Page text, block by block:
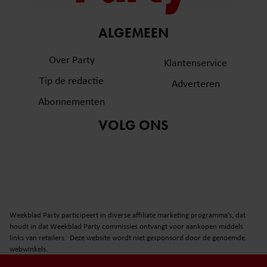
informatie over uw gebruik van onze site met onze
partners voor social media, adverteren en analyse. Deze
informatie die u aan ze heeft verstrekt of die ze hebben
gaat akkoord met onze cookies als u onze website blijft
gebruiken.
ALGEMEEN
Over Party
Tip de redactie
Abonnementen
Klantenservice
Adverteren
VOLG ONS
Weekblad Party participeert in diverse affiliate marketing programma’s, dat
houdt in dat Weekblad Party commissies ontvangt voor aankopen middels
links van retailers. Deze website wordt niet gesponsord door de genoemde
webwinkels.